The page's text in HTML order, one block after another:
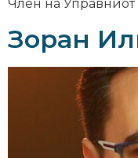
Член на
Зоран